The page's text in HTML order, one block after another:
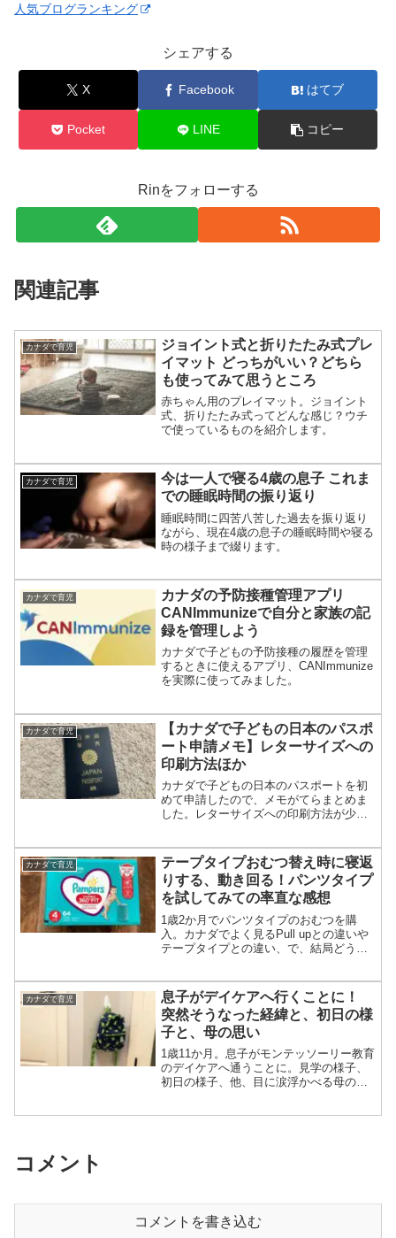
人気ブログランキング
シェアする
X Facebook はてブ
Pocket LINE コピー
Rinをフォローする
関連記事
カナダで育児
ジョイント式と折りたたみ式プレ
イマット どっちがいい？どちら
も使ってみて思うところ
赤ちゃん用のプレイマット。ジョイント
式、折りたたみ式ってどんな感じ？ウチ
で使っているものを紹介します。
カナダで育児
今は一人で寝る4歳の息子 これま
での睡眠時間の振り返り
睡眠時間に四苦八苦した過去を振り返り
ながら、現在4歳の息子の睡眠時間や寝る
時の様子まで綴ります。
カナダで育児
カナダの予防接種管理アプリ
CANImmunizeで自分と家族の記
録を管理しよう
カナダで子どもの予防接種の履歴を管理
するときに使えるアプリ、CANImmunize
を実際に使ってみました。
カナダで育児
【カナダで子どもの日本のパスポ
ート申請メモ】レターサイズへの
印刷方法ほか
カナダで子どもの日本のパスポートを初
めて申請したので、メモがてらまとめま
した。レターサイズへの印刷方法が少し
カナダで育児
テープタイプおむつ替え時に寝返
りする、動き回る！パンツタイプ
を試してみての率直な感想
1歳2か月でパンツタイプのおむつを購
入。カナダでよく見るPull upとの違いや
テープタイプとの違い、で、結局どうな
カナダで育児
息子がデイケアへ行くことに！
突然そうなった経緯と、初日の様
子と、母の思い
1歳11か月。息子がモンテッソーリー教育
のデイケアへ通うことに。見学の様子、
初日の様子、他、目に涙浮かべる母の思
コメント
コメントを書き込む